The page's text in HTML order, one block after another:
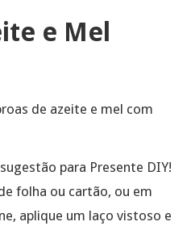
e Mel
de azeite e mel com
para Presente DIY!
folha ou cartão, ou em
aplique um laço vistoso e